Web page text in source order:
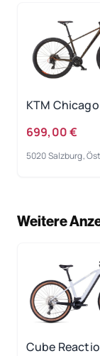
KTM
699,00 €
5020 Salzburg,
Weitere
Cube